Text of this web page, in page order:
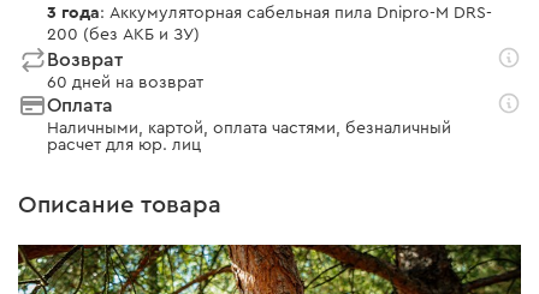
3 года: Аккумуляторная сабельная пила Dnipro-M DRS-
200 (без АКБ и ЗУ)
Возврат
60 дней на возврат
Оплата
Наличными, картой, оплата частями, безналичный
расчет для юр. лиц
Описание товара